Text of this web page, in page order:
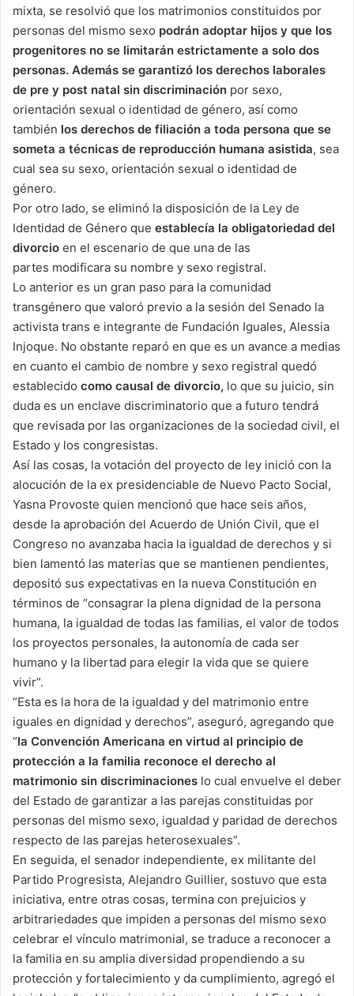
mixta, se resolvió que los matrimonios constituidos por
personas del mismo sexo podrán adoptar hijos y que los
progenitores no se limitarán estrictamente a solo dos
personas. Además se garantizó los derechos laborales
de pre y post natal sin discriminación por sexo,
orientación sexual o identidad de género, así como
también los derechos de filiación a toda persona que se
someta a técnicas de reproducción humana asistida, sea
cual sea su sexo, orientación sexual o identidad de
género.
Por otro lado, se eliminó la disposición de la Ley de
Identidad de Género que establecía la obligatoriedad del
divorcio en el escenario de que una de las
partes modificara su nombre y sexo registral.
Lo anterior es un gran paso para la comunidad
transgénero que valoró previo a la sesión del Senado la
activista trans e integrante de Fundación Iguales, Alessia
Injoque. No obstante reparó en que es un avance a medias
en cuanto el cambio de nombre y sexo registral quedó
establecido como causal de divorcio, lo que su juicio, sin
duda es un enclave discriminatorio que a futuro tendrá
que revisada por las organizaciones de la sociedad civil, el
Estado y los congresistas.
Así las cosas, la votación del proyecto de ley inició con la
alocución de la ex presidenciable de Nuevo Pacto Social,
Yasna Provoste quien mencionó que hace seis años,
desde la aprobación del Acuerdo de Unión Civil, que el
Congreso no avanzaba hacia la igualdad de derechos y si
bien lamentó las materias que se mantienen pendientes,
depositó sus expectativas en la nueva Constitución en
términos de “consagrar la plena dignidad de la persona
humana, la igualdad de todas las familias, el valor de todos
los proyectos personales, la autonomía de cada ser
humano y la libertad para elegir la vida que se quiere
vivir”.
“Esta es la hora de la igualdad y del matrimonio entre
iguales en dignidad y derechos”, aseguró, agregando que
“la Convención Americana en virtud al principio de
protección a la familia reconoce el derecho al
matrimonio sin discriminaciones lo cual envuelve el deber
del Estado de garantizar a las parejas constituidas por
personas del mismo sexo, igualdad y paridad de derechos
respecto de las parejas heterosexuales”.
En seguida, el senador independiente, ex militante del
Partido Progresista, Alejandro Guillier, sostuvo que esta
iniciativa, entre otras cosas, termina con prejuicios y
arbitrariedades que impiden a personas del mismo sexo
celebrar el vínculo matrimonial, se traduce a reconocer a
la familia en su amplia diversidad propendiendo a su
protección y fortalecimiento y da cumplimiento, agregó el